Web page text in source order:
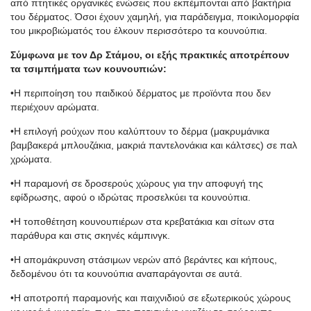
από πτητικές οργανικές ενώσεις που εκπέμπονται από βακτήρια
του δέρματος. Όσοι έχουν χαμηλή, για παράδειγμα, ποικιλομορφία
του μικροβιώματός του έλκουν περισσότερο τα κουνούπια.
Σύμφωνα με τον Δρ Στάμου, οι εξής πρακτικές αποτρέπουν
τα τσιμπήματα των κουνουπιών:
•Η περιποίηση του παιδικού δέρματος με προϊόντα που δεν
περιέχουν αρώματα.
•Η επιλογή ρούχων που καλύπτουν το δέρμα (μακρυμάνικα
βαμβακερά μπλουζάκια, μακριά παντελονάκια και κάλτσες) σε παλ
χρώματα.
•Η παραμονή σε δροσερούς χώρους για την αποφυγή της
εφίδρωσης, αφού ο ιδρώτας προσελκύει τα κουνούπια.
•Η τοποθέτηση κουνουπιέρων στα κρεβατάκια και σίτων στα
παράθυρα και στις σκηνές κάμπινγκ.
•Η απομάκρυνση στάσιμων νερών από βεράντες και κήπους,
δεδομένου ότι τα κουνούπια αναπαράγονται σε αυτά.
•Η αποτροπή παραμονής και παιχνιδιού σε εξωτερικούς χώρους